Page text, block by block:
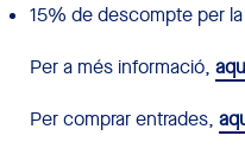
15% de descompte per
Per a més informació,
Per comprar entrades,